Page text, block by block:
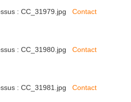
: CC_31979.jpg Contact
: CC_31980.jpg Contact
: CC_31981.jpg Contact